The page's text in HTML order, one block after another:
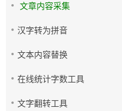
文章内容采集
汉字转为拼音
文本内容替换
在线统计字数工具
文字翻转工具